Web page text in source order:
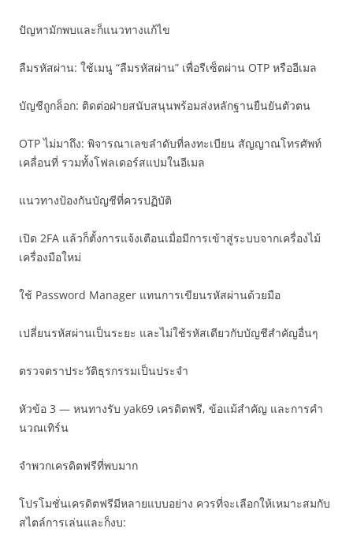
ปัญหามักพบและก็แนวทางแก้ไข
ลืมรหัสผ่าน: ใช้เมนู “ลืมรหัสผ่าน” เพื่อรีเซ็ตผ่าน OTP หรืออีเมล
บัญชีถูกล็อก: ติดต่อฝ่ายสนับสนุนพร้อมส่งหลักฐานยืนยันตัวตน
OTP ไม่มาถึง: พิจารณาเลขลำดับที่ลงทะเบียน สัญญาณโทรศัพท์
เคลื่อนที่ รวมทั้งโฟลเดอร์สแปมในอีเมล
แนวทางป้องกันบัญชีที่ควรปฏิบัติ
เปิด 2FA แล้วก็ตั้งการแจ้งเตือนเมื่อมีการเข้าสู่ระบบจากเครื่องไม้
เครื่องมือใหม่
ใช้ Password Manager แทนการเขียนรหัสผ่านด้วยมือ
เปลี่ยนรหัสผ่านเป็นระยะ และไม่ใช้รหัสเดียวกับบัญชีสำคัญอื่นๆ
ตรวจตราประวัติธุรกรรมเป็นประจำ
หัวข้อ 3 — หนทางรับ yak69 เครดิตฟรี, ข้อแม้สำคัญ และการคำ
นวณเทิร์น
จำพวกเครดิตฟรีที่พบมาก
โปรโมชั่นเครดิตฟรีมีหลายแบบอย่าง ควรที่จะเลือกให้เหมาะสมกับ
สไตล์การเล่นและก็งบ: